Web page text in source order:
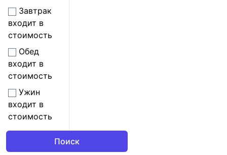
Завтрак
входит в
стоимость
Обед
входит в
стоимость
Ужин
входит в
стоимость